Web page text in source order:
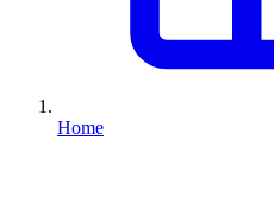
Home